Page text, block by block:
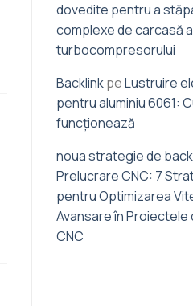
dovedite pentru a
complexe de carcasă a
turbocompresorului
BacklinkpeLustruire
pentru aluminiu 6061:
funcționează
noua strategie de
Prelucrare CNC: 7
pentru Optimizarea
Avansare în Proiectele
CNC